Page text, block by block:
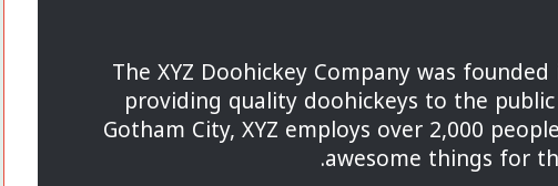
The XYZ Doohickey Company was
providing quality doohickeys to the
Gotham City, XYZ employs over 2,000
awesome things for